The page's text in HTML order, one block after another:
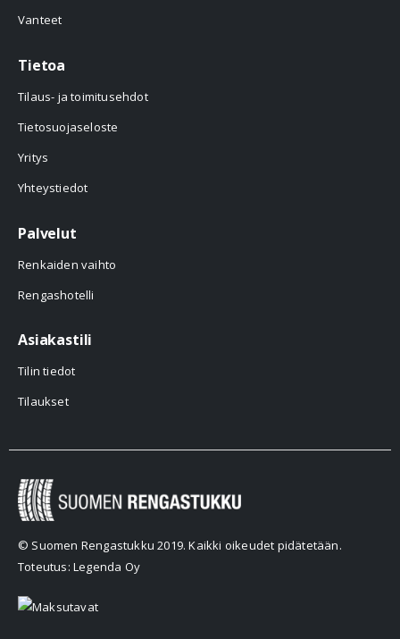
Vanteet
Tietoa
Tilaus- ja toimitusehdot
Tietosuojaseloste
Yritys
Yhteystiedot
Palvelut
Renkaiden vaihto
Rengashotelli
Asiakastili
Tilin tiedot
Tilaukset
© Suomen Rengastukku 2019. Kaikki oikeudet pidätetään.
Toteutus: Legenda Oy